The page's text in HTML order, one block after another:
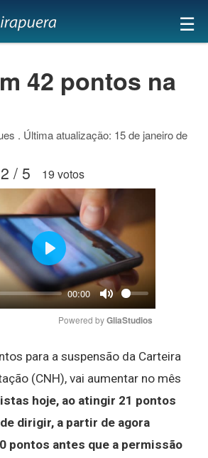
×
☰
42 pontos na
. Última atualização: 15 de janeiro de
/ 5 19 votos
00:00
Mute
Play
Powered by GliaStudios
para a suspensão da Carteira
(CNH), vai aumentar no mês
hoje, ao atingir 21 pontos
dirigir, a partir de agora
pontos antes que a permissão